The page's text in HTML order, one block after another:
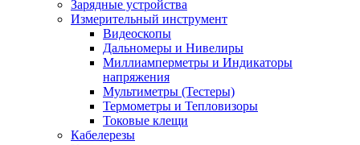
Зарядные устройства
Измерительный инструмент
Видеоскопы
Дальномеры и Нивелиры
Миллиамперметры и Индикаторы
напряжения
Мультиметры (Тестеры)
Термометры и Тепловизоры
Токовые клещи
Кабелерезы